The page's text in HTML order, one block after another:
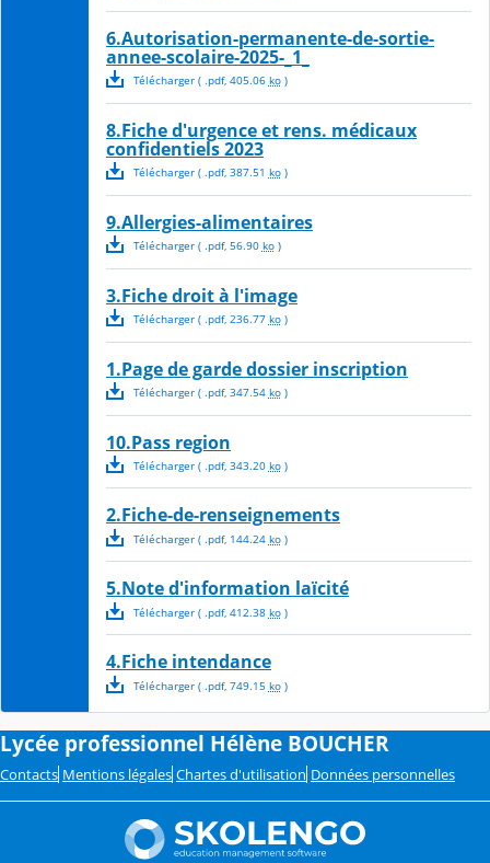
6.Autorisation-permanente-de-sortie-
annee-scolaire-2025-_1_
Télécharger( .pdf, 405.06 ko)
8.Fiche d'urgence et rens. médicaux
confidentiels 2023
Télécharger( .pdf, 387.51 ko)
9.Allergies-alimentaires
Télécharger( .pdf, 56.90 ko)
3.Fiche droit à l'image
Télécharger( .pdf, 236.77 ko)
1.Page de garde dossier inscription
Télécharger( .pdf, 347.54 ko)
10.Pass region
Télécharger( .pdf, 343.20 ko)
2.Fiche-de-renseignements
Télécharger( .pdf, 144.24 ko)
5.Note d'information laïcité
Télécharger( .pdf, 412.38 ko)
4.Fiche intendance
Télécharger( .pdf, 749.15 ko)
Lycée professionnel Hélène BOUCHER
Contacts Mentions légales Chartes d'utilisation Données personnelles